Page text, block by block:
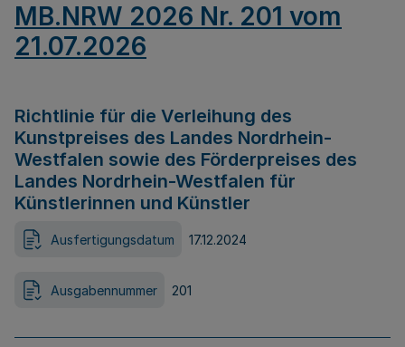
MB.NRW 2026 Nr. 201 vom
21.07.2026
Richtlinie für die Verleihung des
Kunstpreises des Landes Nordrhein-
Westfalen sowie des Förderpreises des
Landes Nordrhein-Westfalen für
Künstlerinnen und Künstler
Ausfertigungsdatum 17.12.2024
Ausgabennummer 201